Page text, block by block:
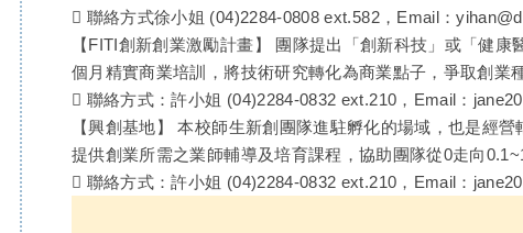
 聯絡方式徐小姐 (04)2284-0808 ext.582，Email：
【FITI創新創業激勵計畫】 團隊提出「創新科技」或「健
個月精實商業培訓，將技術研究轉化為商業點子，爭取創業
 聯絡方式：許小姐 (04)2284-0832 ext.210，Email：
【興創基地】 本校師生新創團隊進駐孵化的場域，也是經
提供創業所需之業師輔導及培育課程，協助團隊從0走向
 聯絡方式：許小姐 (04)2284-0832 ext.210，Email：